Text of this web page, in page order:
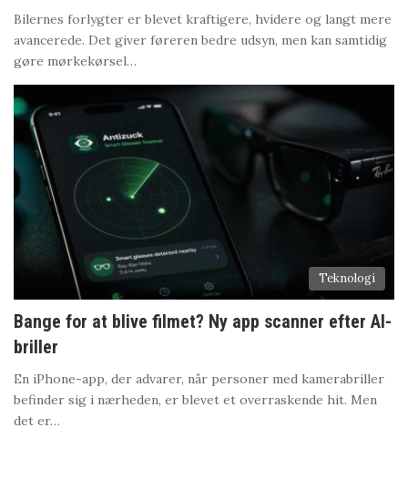
Bilernes forlygter er blevet kraftigere, hvidere og langt mere
avancerede. Det giver føreren bedre udsyn, men kan samtidig
gøre mørkekørsel…
Teknologi
Bange for at blive filmet? Ny app scanner efter AI-
briller
En iPhone-app, der advarer, når personer med kamerabriller
befinder sig i nærheden, er blevet et overraskende hit. Men
det er…